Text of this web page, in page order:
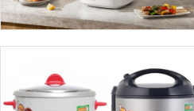
Sử dụng nồi sẽ giúp gia đình
Nồi nấu cho hạt nở đều, thơm
Nồi cơm điện Tiger này có